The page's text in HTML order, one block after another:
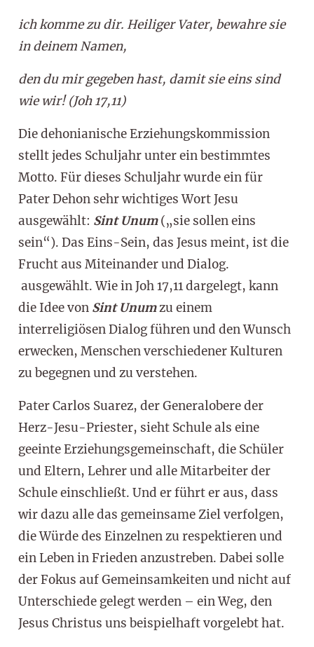
ich komme zu dir. Heiliger Vater, bewahre sie
in deinem Namen,
den du mir gegeben hast, damit sie eins sind
wie wir! (Joh 17,11)
Die dehonianische Erziehungskommission
stellt jedes Schuljahr unter ein bestimmtes
Motto. Für dieses Schuljahr wurde ein für
Pater Dehon sehr wichtiges Wort Jesu
ausgewählt: Sint Unum(„sie sollen eins
sein“). Das Eins-Sein, das Jesus meint, ist die
Frucht aus Miteinander und Dialog.
ausgewählt. Wie in Joh 17,11 dargelegt, kann
die Idee von Sint Unumzu einem
interreligiösen Dialog führen und den Wunsch
erwecken, Menschen verschiedener Kulturen
zu begegnen und zu verstehen.
Pater Carlos Suarez, der Generalobere der
Herz-Jesu-Priester, sieht Schule als eine
geeinte Erziehungsgemeinschaft, die Schüler
und Eltern, Lehrer und alle Mitarbeiter der
Schule einschließt. Und er führt er aus, dass
wir dazu alle das gemeinsame Ziel verfolgen,
die Würde des Einzelnen zu respektieren und
ein Leben in Frieden anzustreben. Dabei solle
der Fokus auf Gemeinsamkeiten und nicht auf
Unterschiede gelegt werden – ein Weg, den
Jesus Christus uns beispielhaft vorgelebt hat.